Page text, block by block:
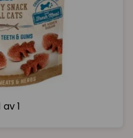
av 1